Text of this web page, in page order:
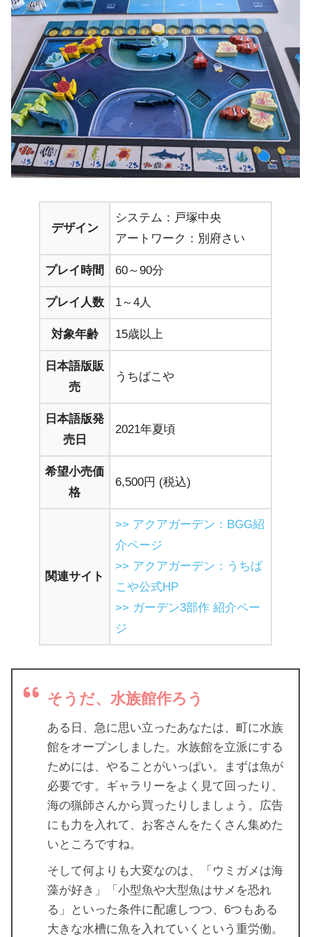
デザイン
システム：戸塚中央
アートワーク：別府さい
プレイ時間 60～90分
プレイ人数 1～4人
対象年齢 15歳以上
日本語版販
売
うちばこや
日本語版発
売日
2021年夏頃
希望小売価
格
6,500円 (税込)
関連サイト
>> アクアガーデン：BGG紹
介ページ
>> アクアガーデン：うちば
こや公式HP
>> ガーデン3部作 紹介ペー
ジ
そうだ、水族館作ろう
ある日、急に思い立ったあなたは、町に水族
館をオープンしました。水族館を立派にする
ためには、やることがいっぱい。まずは魚が
必要です。ギャラリーをよく見て回ったり、
海の猟師さんから買ったりしましょう。広告
にも力を入れて、お客さんをたくさん集めた
いところですね。
そして何よりも大変なのは、「ウミガメは海
藻が好き」「小型魚や大型魚はサメを恐れ
る」といった条件に配慮しつつ、6つもある
大きな水槽に魚を入れていくという重労働。